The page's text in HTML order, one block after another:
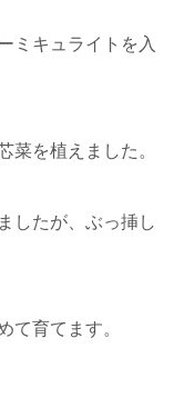
ミキュライトを入
菜を植えました。
したが、ぶっ挿し
て育てます。